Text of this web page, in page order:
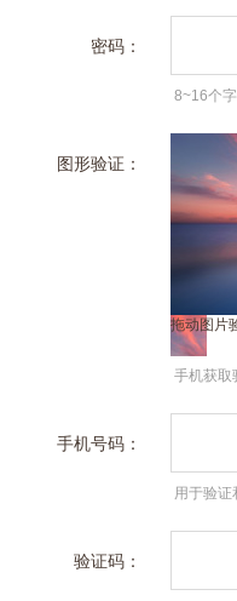
密码：
8~16个
图形验证：
拖动图片
手机获取
手机号码：
用于验证
验证码：